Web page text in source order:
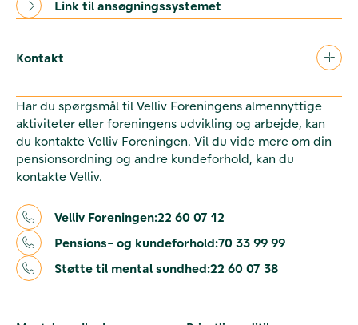
Link til ansøgningssystemet
Kontakt
Har du spørgsmål til Velliv Foreningens almennyttige
aktiviteter eller foreningens udvikling og arbejde, kan
du kontakte Velliv Foreningen. Vil du vide mere om din
pensionsordning og andre kundeforhold, kan du
kontakte Velliv.
Velliv Foreningen:22 60 07 12
Pensions- og kundeforhold:70 33 99 99
Støtte til mental sundhed:22 60 07 38